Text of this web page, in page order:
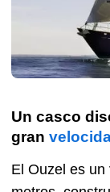
Un casco
gran
El Ouzel es